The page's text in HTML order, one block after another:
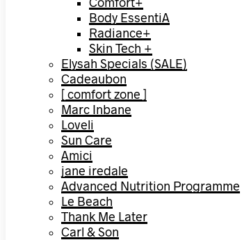
Body EssentiA
Radiance+
Skin Tech +
Elysah Specials (SALE)
Cadeaubon
[ comfort zone ]
Marc Inbane
Loveli
Sun Care
Amici
jane iredale
Advanced Nutrition Programme
Le Beach
Thank Me Later
Carl & Son